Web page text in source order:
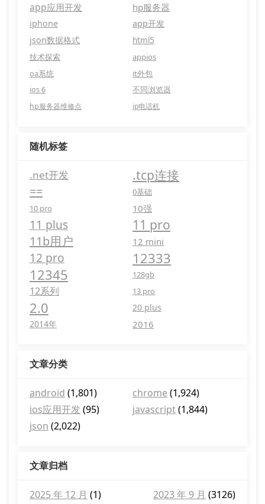
app应用开发
hp服务器
iphone
app开发
json数据格式
html5
技术探索
appios
oa系统
it外包
ios 6
不同浏览器
hp服务器维修点
ip电话机
随机标签
.net开发 .tcp连接
==
0基础
10 pro
10强
11 plus 11 pro
11b用户 12 mini
12 pro
12333
12345
128gb
12系列 13 pro
2.0
20 plus
2014年
2016
文章分类
android (1,801) chrome (1,924)
ios应用开发 (95) javascript(1,844)
json (2,022)
文章归档
2025 年 12 月 (1) 2023 年 9 月 (3126)